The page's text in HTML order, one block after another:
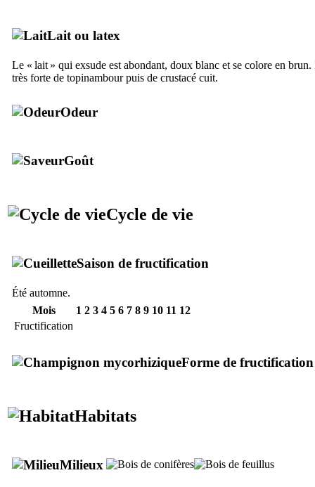
Lait ou latex
Le « lait » qui exsude est abondant, doux blanc et se colore en
très forte de topinambour puis de crustacé cuit.
Odeur
Goût
Cycle de vie
Saison de fructification
Été automne.
Mois
1 2 3 4 5 6 7 8 9 10 11 12
Fructification
Forme de fructification
Habitats
Milieux